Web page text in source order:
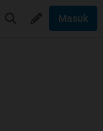
Masuk